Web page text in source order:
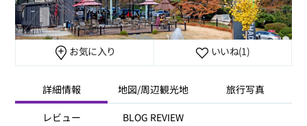
お気に入り いいね(1)
詳細情報 地図/周辺観光地 旅行写真
レビュー BLOG REVIEW